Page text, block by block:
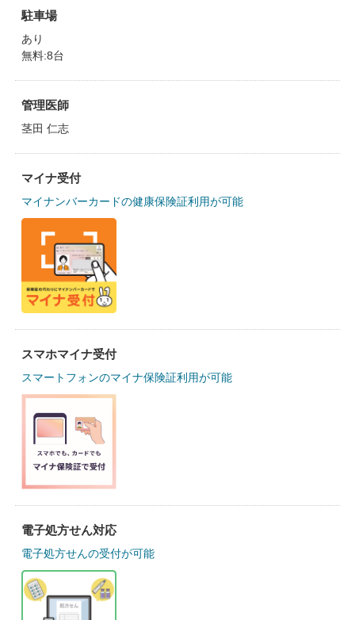
駐車場
あり
無料:8台
管理医師
茎田 仁志
マイナ受付
マイナンバーカードの健康保険証利用が可能
スマホマイナ受付
スマートフォンのマイナ保険証利用が可能
電子処方せん対応
電子処方せんの受付が可能